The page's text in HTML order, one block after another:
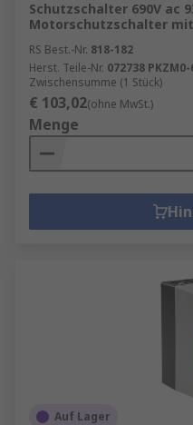
Schutzschalter 690V ac
Motorschutzschalter
RS Best.-Nr. 818-182
Herst. Teile-Nr. 072738 PKZM0-
Zwischensumme (1 Stück)
€ 103,02(ohne MwSt.)
Menge
Auf Lager